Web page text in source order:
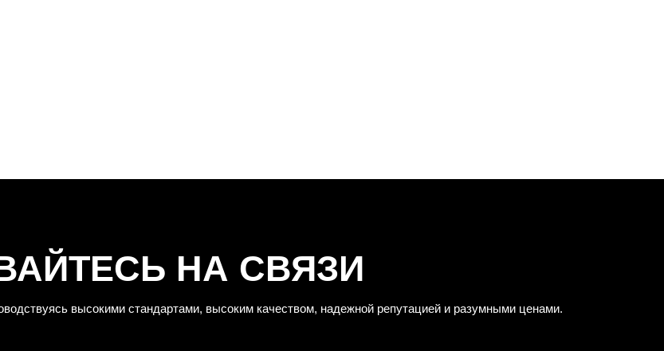
НА СВЯЗИ
высокими стандартами, высоким качеством, надежной репутацией и разумными ценами.